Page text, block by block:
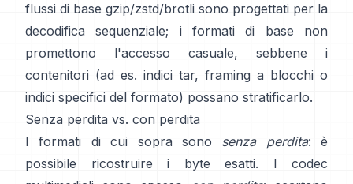
flussi di base gzip/zstd/brotli sono progettati per la
decodifica sequenziale; i formati di base
non
promettono l'accesso casuale, sebbene i
contenitori (ad es. indici tar, framing a blocchi o
indici specifici del formato) possano stratificarlo.
Senza perdita vs. con perdita
I formati di cui sopra sono senza perdita: è
possibile ricostruire i byte esatti. I codec